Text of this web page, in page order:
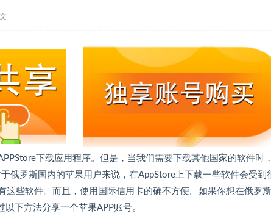
下载应用程序。但是，当我们需要下载其他国家的软件时
俄罗斯国内的苹果用户来说，在AppStore上下载一些软件会受到
这些软件。而且，使用国际信用卡的确不方便。如果你想在俄罗斯
下方法分享一个苹果APP账号。